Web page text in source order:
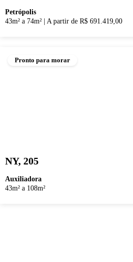
Petrópolis
43m² a 74m²
A partir de R$ 691.419,00
Pronto para morar
NY, 205
Auxiliadora
43m² a 108m²